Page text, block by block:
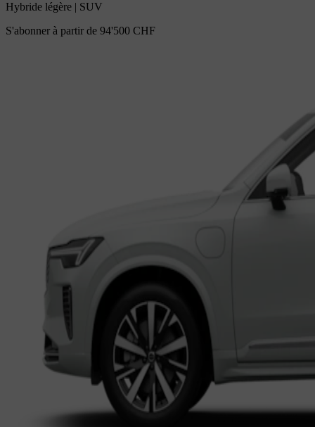
Hybride légère | SUV
S'abonner à partir de 94'500 CHF